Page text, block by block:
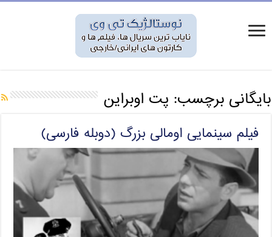
بایگانی برچسب: پت اوبراین
فیلم سینمایی اومالی بزرگ (دوبله فارسی)